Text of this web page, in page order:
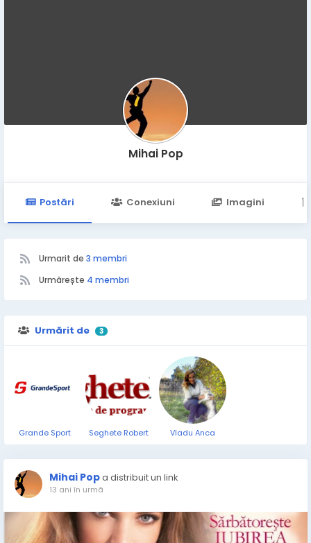
Mihai Pop
Postări Conexiuni Imagini
Urmarit de 3 membri
Urmărește 4 membri
Urmărit de 3
Grande Sport Seghete Robert Vladu Anca
Mihai Popa distribuit un link
13 ani în urmă